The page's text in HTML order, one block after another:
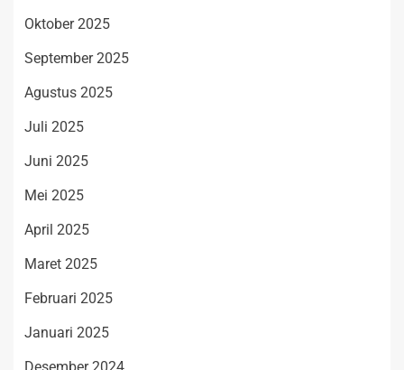
Oktober 2025
September 2025
Agustus 2025
Juli 2025
Juni 2025
Mei 2025
April 2025
Maret 2025
Februari 2025
Januari 2025